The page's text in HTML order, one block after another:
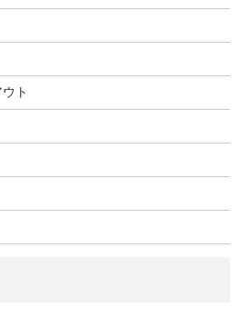
ト